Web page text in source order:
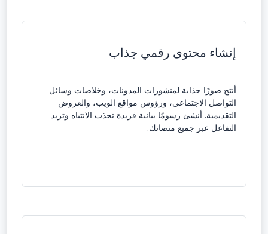
إنشاء محتوى رقمي جذاب
أنتج صورًا جذابة لمنشورات المدونات، وخلاصات وسائل
التواصل الاجتماعي، ورؤوس مواقع الويب، والعروض
التقديمية. أنشئ رسومًا بيانية فريدة تجذب الانتباه وتزيد
التفاعل عبر جميع منصاتك.